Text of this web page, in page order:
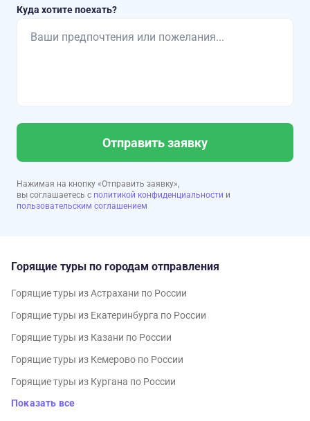
Куда хотите поехать?
Отправить заявку
Нажимая на кнопку «Отправить заявку»,
вы соглашаетесь с политикой конфиденциальности и
пользовательским соглашением
Горящие туры по городам отправления
Горящие туры из Астрахани по России
Горящие туры из Екатеринбурга по России
Горящие туры из Казани по России
Горящие туры из Кемерово по России
Горящие туры из Кургана по России
Показать все